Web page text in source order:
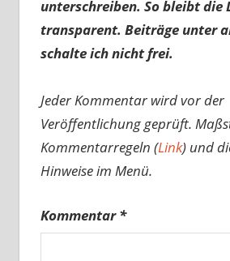
unterschreiben. So bleibt die
transparent. Beiträge unter
schalte ich nicht frei.
Jeder Kommentar wird vor der
Veröffentlichung geprüft.
Kommentarregeln (Link) und
Hinweise im Menü.
Kommentar*